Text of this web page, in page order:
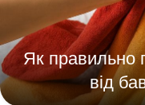
Як правильно
від